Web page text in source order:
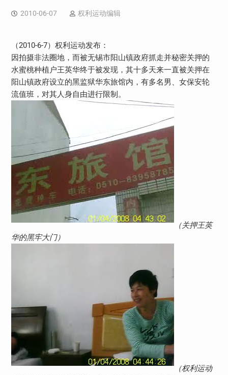
2010-06-07 权利运动编辑
（2010-6-7）权利运动发布：
因拍摄非法圈地，而被无锡市阳山镇政府抓走并秘密关押的
水蜜桃种植户王英华终于被发现，其十多天来一直被关押在
阳山镇政府设立的黑监狱华东旅馆内，有多名男、女保安轮
流值班，对其人身自由进行限制。
（关押王英
华的黑牢大门）
（权利运动